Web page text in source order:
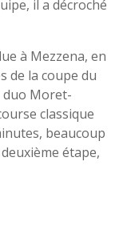
il a décroché
à Mezzena, en
de la coupe du
duo Moret-
classique
beaucoup
étape,